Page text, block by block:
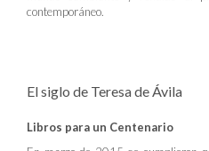
contemporáneo.
El siglo de Teresa de Ávila
Libros para un Centenario